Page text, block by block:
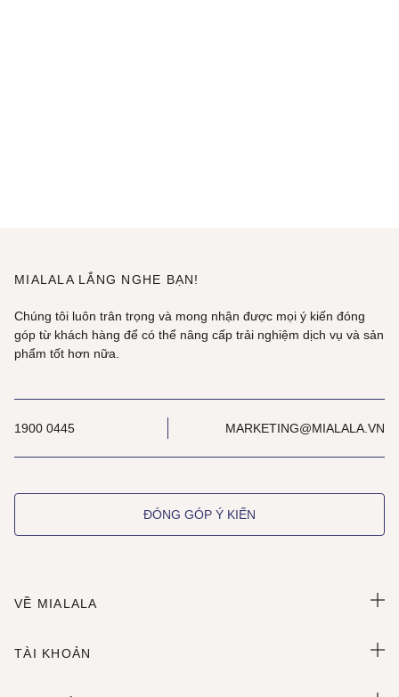
MIALALA LẮNG NGHE BẠN!
Chúng tôi luôn trân trọng và mong nhận được mọi ý kiến đóng
góp từ khách hàng để có thể nâng cấp trải nghiệm dịch vụ và sản
phẩm tốt hơn nữa.
1900 0445 MARKETING@MIALALA.VN
ĐÓNG GÓP Ý KIẾN
VỀ MIALALA
TÀI KHOẢN